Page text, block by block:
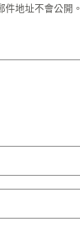
件地址不會公開。